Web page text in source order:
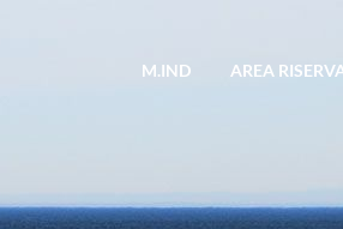
M.IND AREA